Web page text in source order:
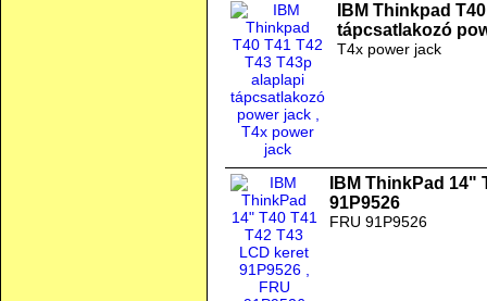
IBM Thinkpad
tápcsatlakozó
T4x power jack
IBM ThinkPad 14"
91P9526
FRU 91P9526